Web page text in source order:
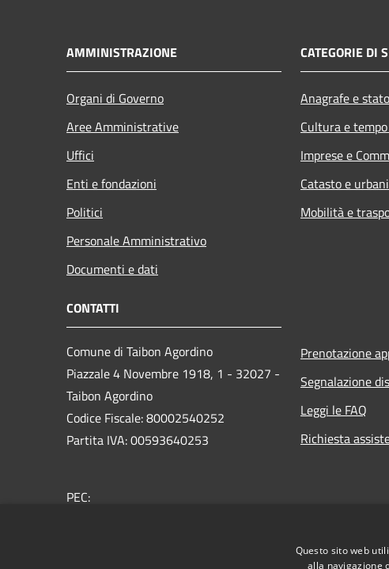
AMMINISTRAZIONE
Organi di Governo
Aree Amministrative
Uffici
Enti e fondazioni
Politici
Personale Amministrativo
Documenti e dati
CATEGORIE DI
Anagrafe e
Cultura e
Imprese e
Catasto e
Mobilità e
CONTATTI
Comune di Taibon Agordino
Piazzale 4 Novembre 1918, 1 - 32027 -
Taibon Agordino
Codice Fiscale: 80002540252
Partita IVA: 00593640253
PEC:
Prenotazione
Segnalazione
Leggi le FAQ
Richiesta
Questo sito web
alla navigazione